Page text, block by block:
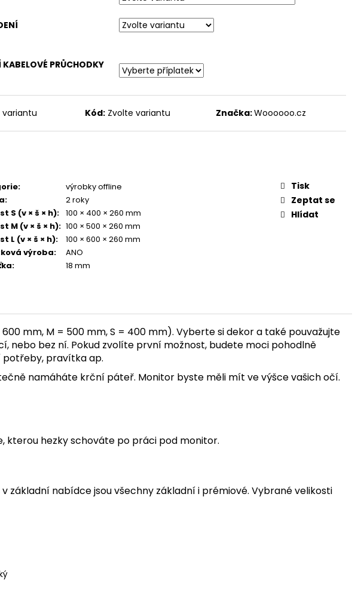
PRŮCHODKY
variantu Kód: Zvolte variantu Značka:Woooooo.cz
:
výrobky offline
:
2 roky
S (v × š × h): 100 × 400 × 260 mm
M (v × š × h): 100 × 500 × 260 mm
L (v × š × h):
100 × 600 × 260 mm
výroba:
ANO
: 18 mm
Tisk
Zeptat se
Hlídat
mm, M = 500 mm, S = 400 mm). Vyberte si dekor a také pouvažujte
nebo bez ní. Pokud zvolíte první možnost, budete moci pohodlně
potřeby, pravítka ap.
namáháte krční páteř. Monitor byste měli mít ve výšce vašich očí.
kterou hezky schováte po práci pod monitor.
nabídce jsou všechny základní i prémiové. Vybrané velikosti